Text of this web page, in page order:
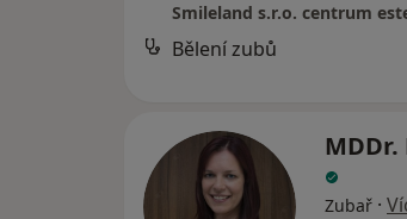
Smileland s.r.o. centrum
Bělení zubů
Zubař ·